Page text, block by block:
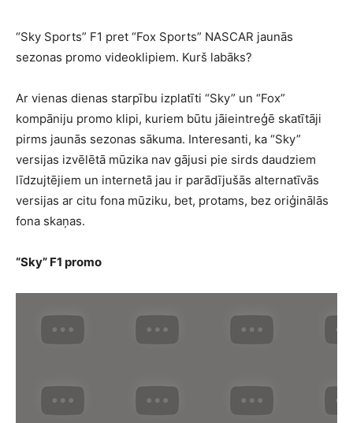
“Sky Sports” F1 pret “Fox Sports” NASCAR jaunās
sezonas promo videoklipiem. Kurš labāks?
Ar vienas dienas starpību izplatīti “Sky” un “Fox”
kompāniju promo klipi, kuriem būtu jāieintreģē skatītāji
pirms jaunās sezonas sākuma. Interesanti, ka “Sky”
versijas izvēlētā mūzika nav gājusi pie sirds daudziem
līdzujtējiem un internetā jau ir parādījušās alternatīvās
versijas ar citu fona mūziku, bet, protams, bez oriģinālās
fona skaņas.
“Sky” F1 promo